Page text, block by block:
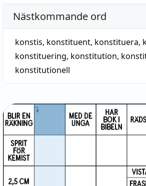
Nästkommande ord
konstis, konstituent, konstituera,
konstituering, konstitution,
konstitutionell